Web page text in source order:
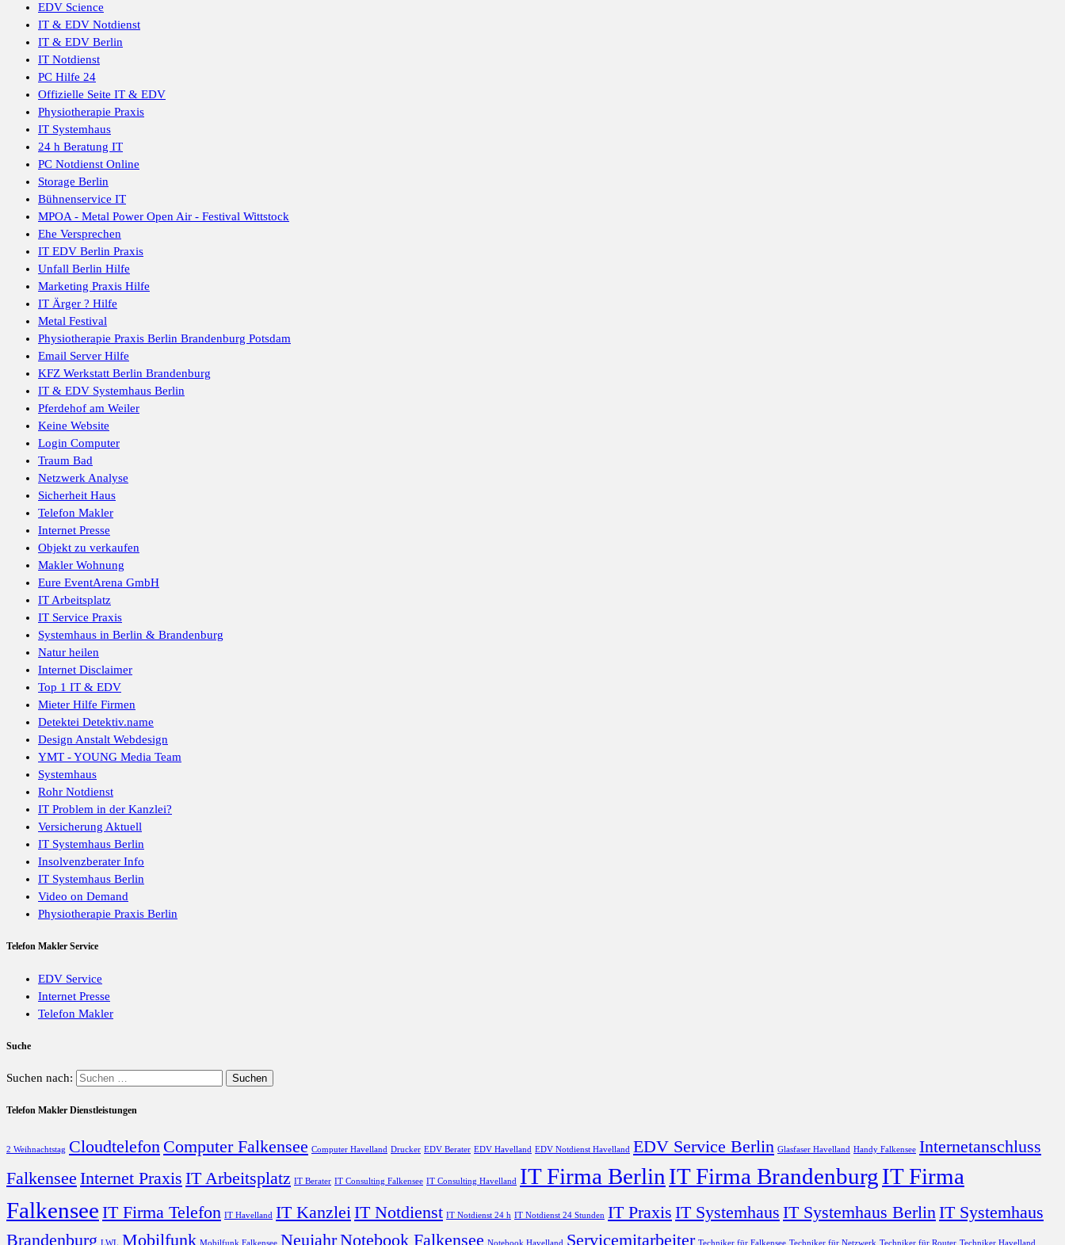
EDV Science
IT & EDV Notdienst
IT & EDV Berlin
IT Notdienst
PC Hilfe 24
Offizielle Seite IT & EDV
Physiotherapie Praxis
IT Systemhaus
24 h Beratung IT
PC Notdienst Online
Storage Berlin
Bühnenservice IT
MPOA - Metal Power Open Air - Festival Wittstock
Ehe Versprechen
IT EDV Berlin Praxis
Unfall Berlin Hilfe
Marketing Praxis Hilfe
IT Ärger ? Hilfe
Metal Festival
Physiotherapie Praxis Berlin Brandenburg Potsdam
Email Server Hilfe
KFZ Werkstatt Berlin Brandenburg
IT & EDV Systemhaus Berlin
Pferdehof am Weiler
Keine Website
Login Computer
Traum Bad
Netzwerk Analyse
Sicherheit Haus
Telefon Makler
Internet Presse
Objekt zu verkaufen
Makler Wohnung
Eure EventArena GmbH
IT Arbeitsplatz
IT Service Praxis
Systemhaus in Berlin & Brandenburg
Natur heilen
Internet Disclaimer
Top 1 IT & EDV
Mieter Hilfe Firmen
Detektei Detektiv.name
Design Anstalt Webdesign
YMT - YOUNG Media Team
Systemhaus
Rohr Notdienst
IT Problem in der Kanzlei?
Versicherung Aktuell
IT Systemhaus Berlin
Insolvenzberater Info
IT Systemhaus Berlin
Video on Demand
Physiotherapie Praxis Berlin
Telefon Makler Service
EDV Service
Internet Presse
Telefon Makler
Suche
Suchen nach:
Telefon Makler Dienstleistungen
2 Weihnachtstag Cloudtelefon Computer Falkensee Computer Havelland Drucker EDV Berater EDV Havelland EDV Notdienst Havelland EDV Service Berlin Glasfaser Havelland Handy Falkensee Internetanschluss
Falkensee Internet Praxis IT Arbeitsplatz IT Berater IT Consulting Falkensee IT Consulting Havelland IT Firma Berlin IT Firma BrandenburgIT Firma
Falkensee IT Firma Telefon IT Havelland IT KanzleiIT Notdienst IT Notdienst 24 h IT Notdienst 24 Stunden IT Praxis IT Systemhaus IT Systemhaus BerlinIT Systemhaus
Brandenburg LWL Mobilfunk Mobilfunk Falkensee NeujahrNotebook Falkensee Notebook Havelland Servicemitarbeiter Techniker für Falkensee Techniker für Netzwerk Techniker für Router Techniker Havelland